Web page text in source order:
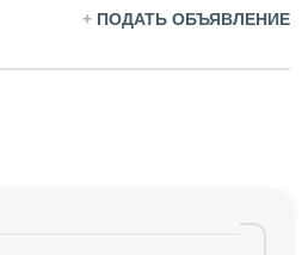
+ ПОДАТЬ ОБЪЯВЛЕНИЕ